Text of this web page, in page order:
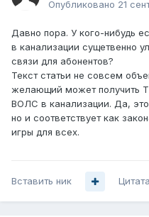
Опубликовано 21
Давно пора. У кого-нибудь
в канализации сущетвенно
связи для абонентов?
Текст статьи не совсем
желающий может получить
ВОЛС в канализации. Да,
но и соответствует как
игры для всех.
Вставить ник Цитата